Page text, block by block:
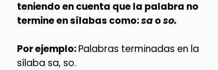
teniendo en cuenta que la palabra no
termine en sílabas como:saoso.
Por ejemplo:Palabras terminadas en la
sílaba sa, so.